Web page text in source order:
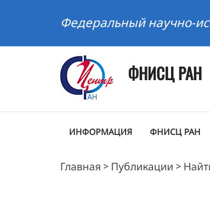
Федеральный научно-
ФНИСЦ РАН
ИНФОРМАЦИЯ ФНИСЦ РАН
Главная > Публикации >